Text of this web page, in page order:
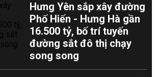
Hưng Yên sắp xây đường
Phố Hiến - Hưng Hà gần
16.500 tỷ, bố trí tuyến
đường sắt đô thị chạy
song song